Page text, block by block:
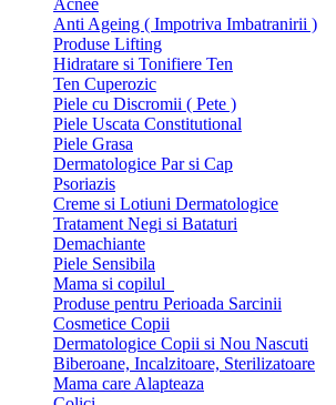
Acnee
Anti Ageing ( Impotriva Imbatranirii )
Produse Lifting
Hidratare si Tonifiere Ten
Ten Cuperozic
Piele cu Discromii ( Pete )
Piele Uscata Constitutional
Piele Grasa
Dermatologice Par si Cap
Psoriazis
Creme si Lotiuni Dermatologice
Tratament Negi si Bataturi
Demachiante
Piele Sensibila
Mama si copilul
Produse pentru Perioada Sarcinii
Cosmetice Copii
Dermatologice Copii si Nou Nascuti
Biberoane, Incalzitoare, Sterilizatoare
Mama care Alapteaza